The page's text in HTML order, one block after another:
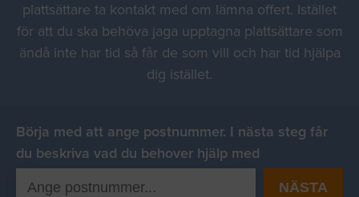
plattsättare ta kontakt med om lämna offert. Istället
för att du ska behöva jaga upptagna plattsättare som
ändå inte har tid så får de som vill och har tid hjälpa
dig istället.
Börja med att ange postnummer. I nästa steg får
du beskriva vad du behover hjälp med
NÄSTA